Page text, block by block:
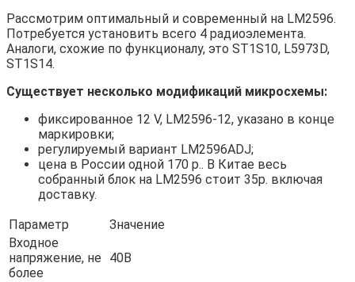
Рассмотрим оптимальный и современный на LM2596.
Потребуется установить всего 4 радиоэлемента.
Аналоги, схожие по функционалу, это ST1S10, L5973D,
ST1S14.
Существует несколько модификаций микросхемы:
фиксированное 12 V, LM2596-12, указано в конце
маркировки;
регулируемый вариант LM2596ADJ;
цена в России одной 170 р.. В Китае весь
собранный блок на LM2596 стоит 35р. включая
доставку.
Параметр
Значение
Входное
напряжение, не
более
40В